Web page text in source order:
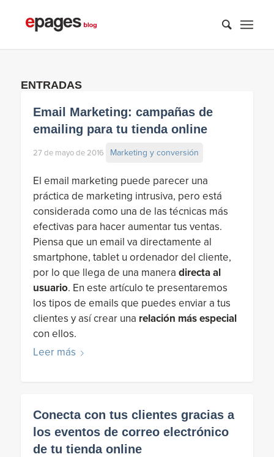
ENTRADAS
Email Marketing: campañas de
emailing para tu tienda online
27 de mayo de 2016 Marketing y conversión
El email marketing puede parecer una
práctica de marketing intrusiva, pero está
considerada como una de las técnicas más
efectivas para hacer aumentar tus ventas.
Piensa que un email va directamente al
smartphone, tablet u ordenador del cliente,
por lo que llega de una manera directa al
usuario. En este artículo te presentaremos
los tipos de emails que puedes enviar a tus
clientes y así crear una relación más especial
con ellos.
Leer más
Conecta con tus clientes gracias a
los eventos de correo electrónico
de tu tienda online